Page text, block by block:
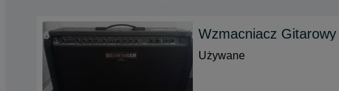
Wzmacniacz Gitarowy
Używane